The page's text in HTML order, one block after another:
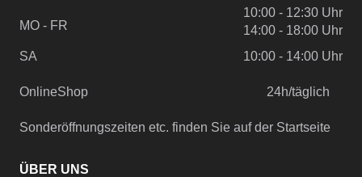
MO - FR
10:00 - 12:30 Uhr
14:00 - 18:00 Uhr
SA
10:00 - 14:00 Uhr
OnlineShop 24h/täglich
Sonderöffnungszeiten etc. finden Sie auf der Startseite
ÜBER UNS